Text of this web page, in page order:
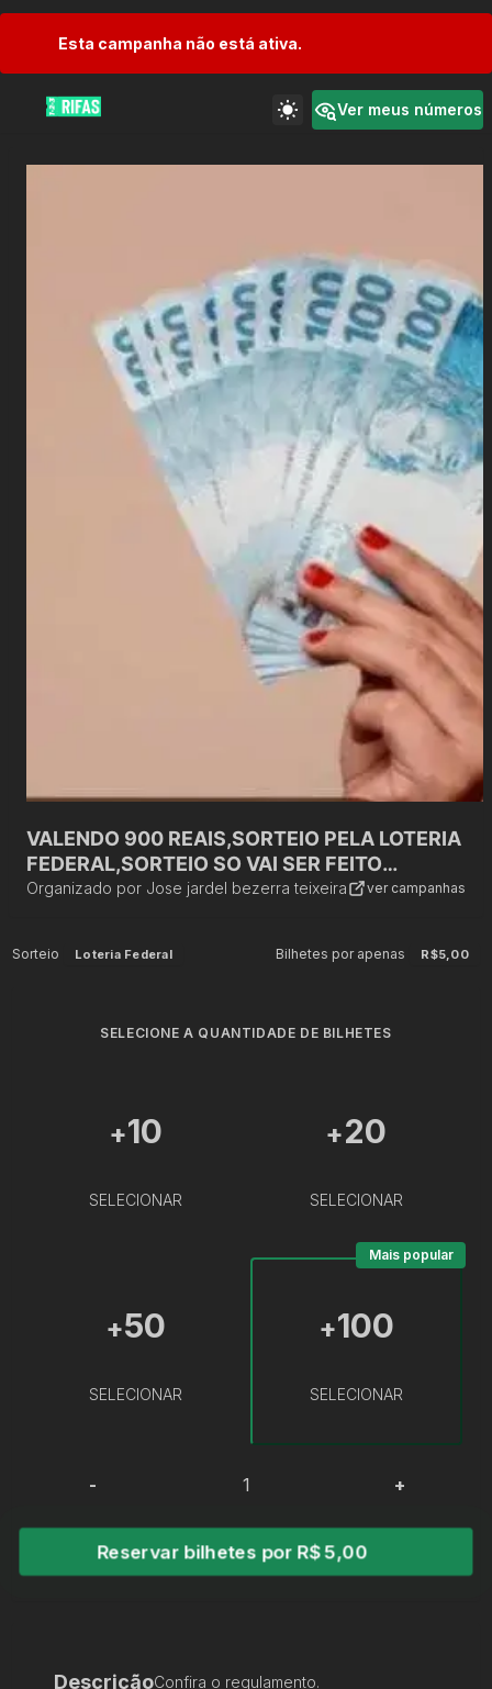
Esta campanha não está ativa.
Ver meus números
VALENDO 900 REAIS,SORTEIO PELA LOTERIA
FEDERAL,SORTEIO SO VAI SER FEITO
QUANDO VENDER TODOS OS NÚMEROS
Organizado por Jose jardel bezerra teixeira ver campanhas
Sorteio Loteria Federal Bilhetes por apenas R$5,00
SELECIONE A QUANTIDADE DE BILHETES
+10
SELECIONAR
+20
SELECIONAR
+50
SELECIONAR
+100
SELECIONAR
Mais popular
- +
Reservar bilhetes por R$ 5,00
DescriçãoConfira o regulamento.